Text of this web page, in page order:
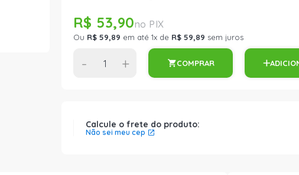
R$ 53,90
Ou R$ 59,89 em até 1x de R$ 59,89 sem juros
- + COMPRAR
Calcule o frete do produto:
Não sei meu cep